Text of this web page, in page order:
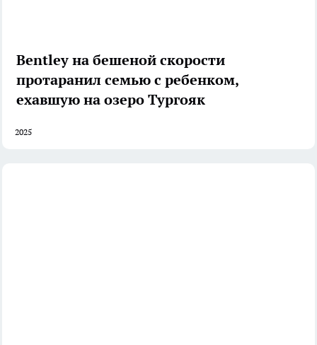
Bentley на бешеной скорости
протаранил семью с ребенком,
ехавшую на озеро Тургояк
2025